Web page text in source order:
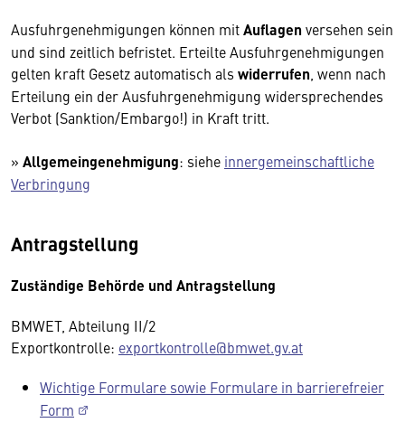
Ausfuhrgenehmigungen können mitAuflagen versehen sein
und sind zeitlich befristet. Erteilte Ausfuhrgenehmigungen
gelten kraft Gesetz automatisch als widerrufen , wenn nach
Erteilung ein der Ausfuhrgenehmigung widersprechendes
Verbot (Sanktion/Embargo!) in Kraft tritt.
» Allgemeingenehmigung: siehe innergemeinschaftliche
Verbringung
Antragstellung
Zuständige Behörde und Antragstellung
BMWET, Abteilung II/2
Exportkontrolle: exportkontrolle@bmwet.gv.at
Wichtige Formulare sowie Formulare in barrierefreier
Form